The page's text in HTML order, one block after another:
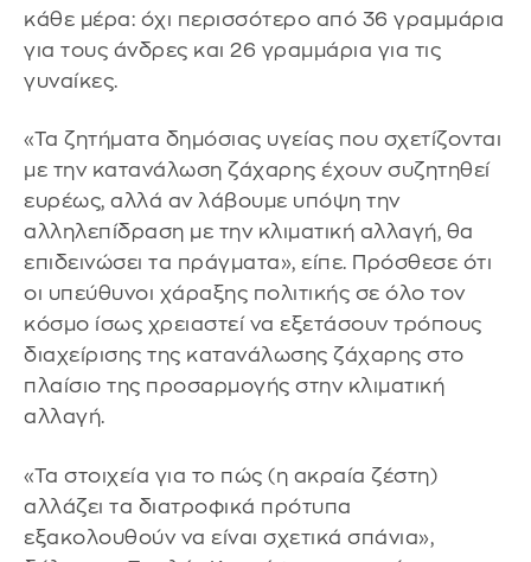
κάθε μέρα: όχι περισσότερο από 36 γραμμάρια
για τους άνδρες και 26 γραμμάρια για τις
γυναίκες.
«Τα ζητήματα δημόσιας υγείας που σχετίζονται
με την κατανάλωση ζάχαρης έχουν συζητηθεί
ευρέως, αλλά αν λάβουμε υπόψη την
αλληλεπίδραση με την κλιματική αλλαγή, θα
επιδεινώσει τα πράγματα», είπε. Πρόσθεσε ότι
οι υπεύθυνοι χάραξης πολιτικής σε όλο τον
κόσμο ίσως χρειαστεί να εξετάσουν τρόπους
διαχείρισης της κατανάλωσης ζάχαρης στο
πλαίσιο της προσαρμογής στην κλιματική
αλλαγή.
«Τα στοιχεία για το πώς (η ακραία ζέστη)
αλλάζει τα διατροφικά πρότυπα
εξακολουθούν να είναι σχετικά σπάνια»,